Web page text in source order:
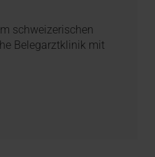
schweizerischen
Belegarztklinik mit